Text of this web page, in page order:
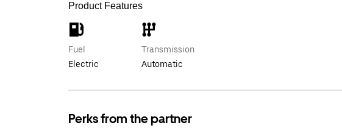
Product Features
Fuel
Electric
Transmission
Automatic
Perks from the partner